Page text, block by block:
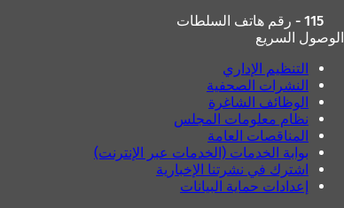
115 - رقم هاتف السلطات
الوصول السريع
التنظيم الإداري
النشرات الصحفية
الوظائف الشاغرة
نظام معلومات المجلس
المناقصات العامة
بوابة الخدمات (الخدمات عبر الإنترنت)
اشترك في نشرتنا الإخبارية
إعدادات حماية البيانات